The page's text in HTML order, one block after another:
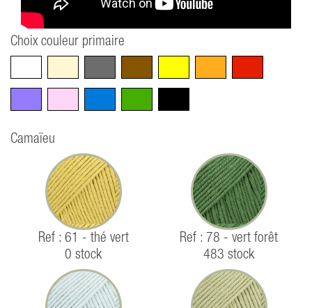
Choix couleur primaire
Camaïeu
Ref : 61 - thé vert
0 stock
Ref : 78 - vert forêt
483 stock